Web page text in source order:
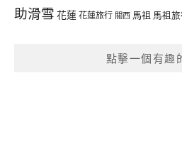
助滑雪 花蓮花蓮旅行 關西 馬祖 馬祖
點擊一個有趣